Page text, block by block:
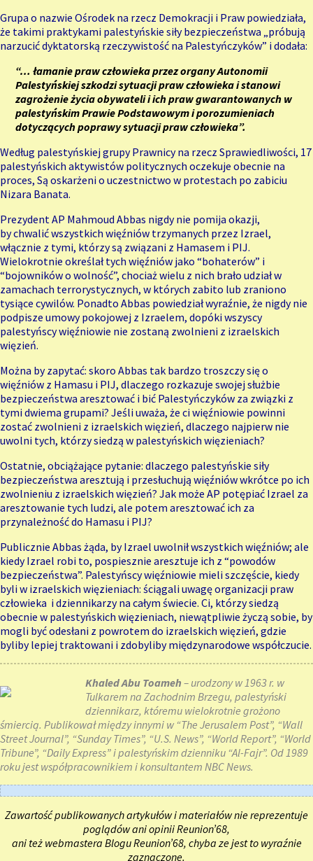
Grupa o nazwie Ośrodek na rzecz Demokracji i Praw powiedziała,
że takimi praktykami palestyńskie siły bezpieczeństwa „próbują
narzucić dyktatorską rzeczywistość na Palestyńczyków” idodała:
“… łamanie praw człowieka przez organy Autonomii
Palestyńskiej szkodzi sytuacji praw człowieka i stanowi
zagrożenie życia obywateli i ich praw gwarantowanych w
palestyńskim Prawie Podstawowym i porozumieniach
dotyczących poprawy sytuacji praw człowieka”.
Według palestyńskiej grupy Prawnicy na rzecz Sprawiedliwości, 17
palestyńskich aktywistów politycznych oczekuje obecnie na
proces, Są oskarżeni o uczestnictwo w protestach po zabiciu
Nizara Banata.
Prezydent AP Mahmoud Abbas nigdy nie pomija okazji,
bychwalićwszystkich więźniów trzymanych przez Izrael,
włącznie z tymi, którzy są związani z Hamasem i PIJ.
Wielokrotnie określał tych więźniów jako “bohaterów” i
“bojowników o wolność”, chociaż wielu z nich brało udział w
zamachach terrorystycznych, w których zabito lub zraniono
tysiące cywilów. Ponadto Abbas powiedział wyraźnie, że nigdynie
podpisze umowy pokojowej z Izraelem, dopóki wszyscy
palestyńscy więźniowie nie zostaną zwolnieni z izraelskich
więzień.
Można by zapytać: skoro Abbas tak bardzo troszczy się o
więźniów z Hamasu i PIJ, dlaczego rozkazuje swojej służbie
bezpieczeństwa aresztować i bić Palestyńczyków za związki z
tymi dwiema grupami? Jeśli uważa, że ci więźniowie powinni
zostać zwolnieni z izraelskich więzień, dlaczego najpierw nie
uwolni tych, którzy siedzą w palestyńskich więzieniach?
Ostatnie, obciążające pytanie: dlaczego palestyńskie siły
bezpieczeństwa aresztują i przesłuchują więźniów wkrótce po ich
zwolnieniu z izraelskich więzień? Jak może AP potępiać Izrael za
aresztowanie tych ludzi, ale potem aresztować ich za
przynależność do Hamasu i PIJ?
Publicznie Abbas żąda, by Izrael uwolnił wszystkich więźniów; ale
kiedy Izrael robi to, pospiesznie aresztuje ich z “powodów
bezpieczeństwa”. Palestyńscy więźniowie mieli szczęście, kiedy
byli w izraelskich więzieniach: ściągali uwagę organizacji praw
człowieka i dziennikarzy na całym świecie. Ci, którzy siedzą
obecnie w palestyńskich więzieniach, niewątpliwie życzą sobie, by
mogli być odesłani z powrotem do izraelskich więzień, gdzie
byliby lepiej traktowani i zdobyliby międzynarodowe współczucie.
Khaled Abu Toameh – urodzony w 1963 r. w
Tulkarem na Zachodnim Brzegu, palestyński
dziennikarz, któremu wielokrotnie grożono
śmiercią. Publikował między innymi w “The Jerusalem Post”, “Wall
Street Journal”, “Sunday Times”, “U.S. News”, “World Report”, “World
Tribune”, “Daily Express” i palestyńskim dzienniku “Al-Fajr”. Od 1989
roku jest współpracownikiem i konsultantem NBC News.
Zawartość publikowanych artykułów i materiałów nie reprezentuje
poglądów ani opinii Reunion’68,
ani też webmastera Blogu Reunion’68, chyba ze jest to wyraźnie
zaznaczone.